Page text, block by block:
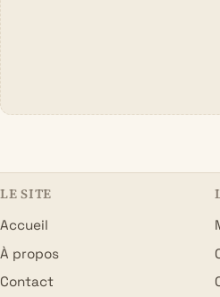
LE SITE
Accueil
À propos
Contact